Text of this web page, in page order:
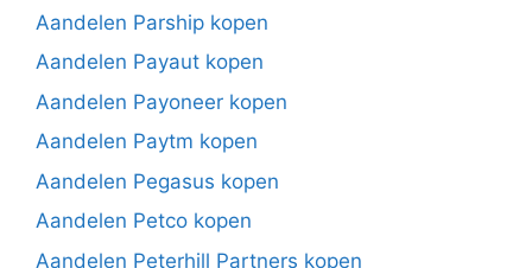
Aandelen Parship kopen
Aandelen Payaut kopen
Aandelen Payoneer kopen
Aandelen Paytm kopen
Aandelen Pegasus kopen
Aandelen Petco kopen
Aandelen Peterhill Partners kopen